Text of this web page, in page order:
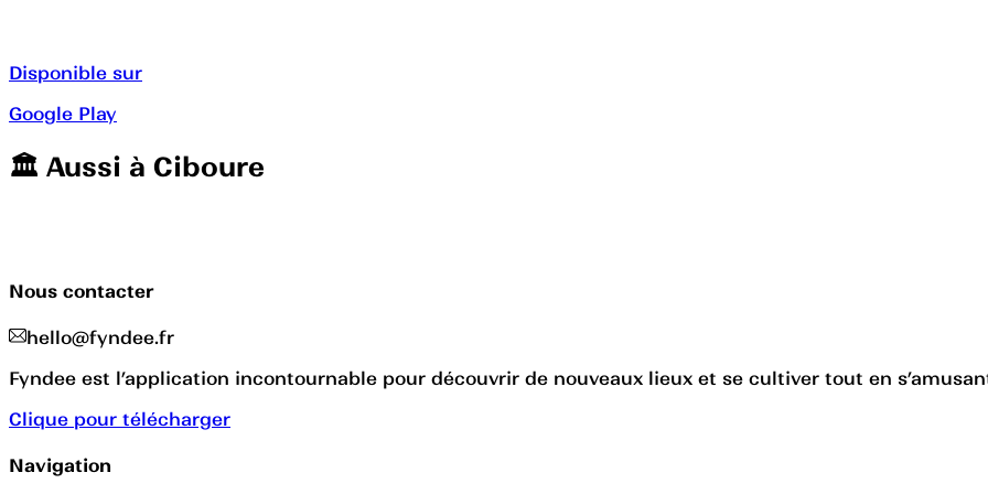
Disponible sur
Google Play
🏛️️ Aussi à Ciboure
Nous contacter
hello@fyndee.fr
Fyndee est l’application incontournable pour découvrir de nouveaux lieux et se cultiver tout en
Clique pour télécharger
Navigation